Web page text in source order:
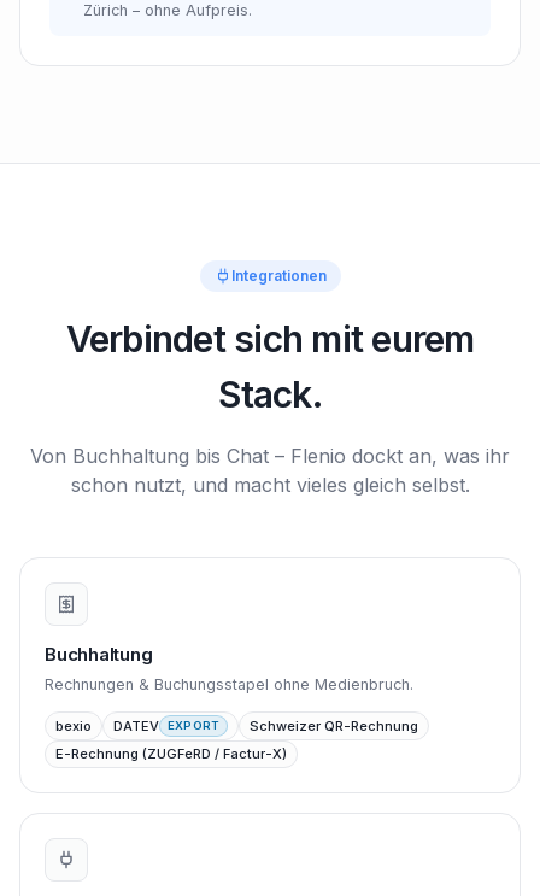
Zürich – ohne Aufpreis.
Integrationen
Verbindet sich mit eurem
Stack.
Von Buchhaltung bis Chat – Flenio dockt an, was ihr
schon nutzt, und macht vieles gleich selbst.
Buchhaltung
Rechnungen & Buchungsstapel ohne Medienbruch.
bexio DATEV EXPORT
Schweizer QR-Rechnung
E-Rechnung (ZUGFeRD / Factur-X)